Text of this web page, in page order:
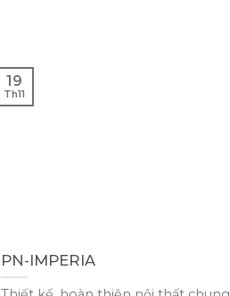
PN-IMPERIA
19
Th11